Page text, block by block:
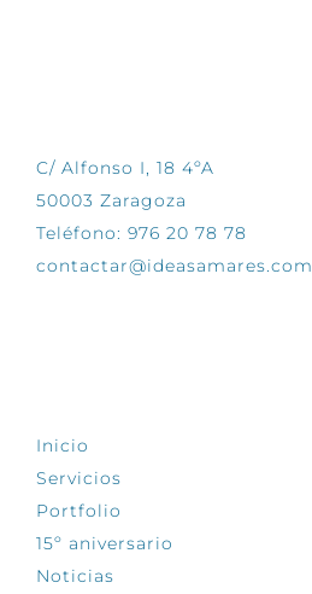
C/ Alfonso I, 18 4ºA
50003 Zaragoza
Teléfono: 976 20 78 78
contactar@ideasamares.com
Inicio
Servicios
Portfolio
15º aniversario
Noticias